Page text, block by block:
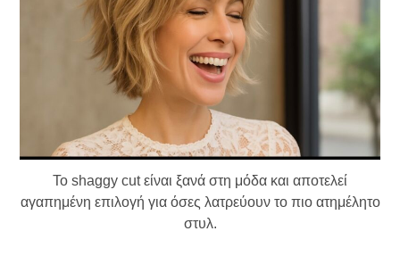
Το shaggy cut είναι ξανά στη μόδα και αποτελεί
αγαπημένη επιλογή για όσες λατρεύουν το πιο ατημέλητο
στυλ.